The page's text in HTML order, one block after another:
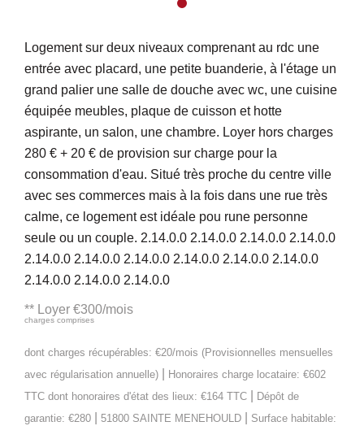
Logement sur deux niveaux comprenant au rdc une
entrée avec placard, une petite buanderie, à l'étage un
grand palier une salle de douche avec wc, une cuisine
équipée meubles, plaque de cuisson et hotte
aspirante, un salon, une chambre. Loyer hors charges
280 € + 20 € de provision sur charge pour la
consommation d'eau. Situé très proche du centre ville
avec ses commerces mais à la fois dans une rue très
calme, ce logement est idéale pou rune personne
seule ou un couple. 2.14.0.0 2.14.0.0 2.14.0.0 2.14.0.0
2.14.0.0 2.14.0.0 2.14.0.0 2.14.0.0 2.14.0.0 2.14.0.0
2.14.0.0 2.14.0.0 2.14.0.0
** Loyer €300/mois
charges comprises
dont charges récupérables: €20/mois (Provisionnelles mensuelles
avec régularisation annuelle)
Honoraires charge locataire: €602
TTC dont honoraires d'état des lieux: €164 TTC
Dépôt de
garantie: €280
51800 SAINTE MENEHOULD
Surface habitable: